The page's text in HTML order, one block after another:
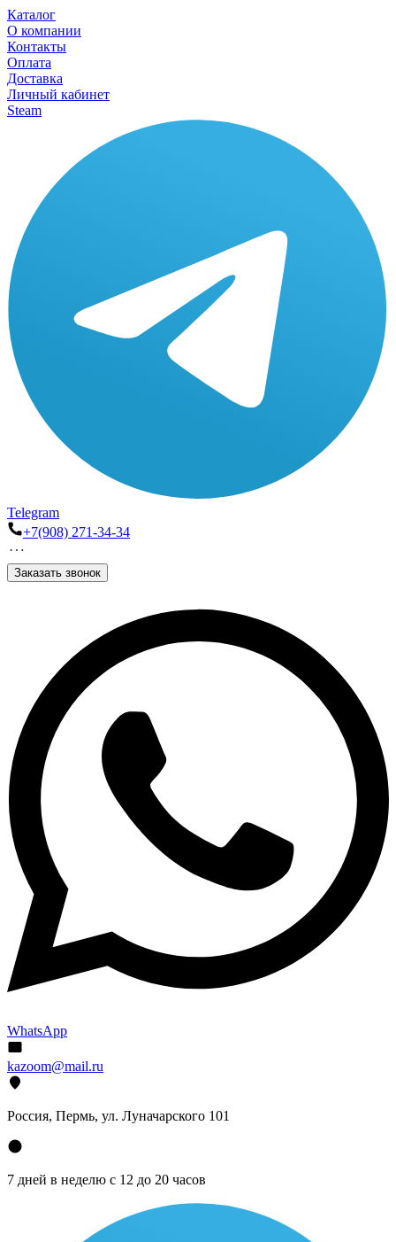
Каталог
О компании
Контакты
Оплата
Доставка
Личный кабинет
Steam
Telegram
+7(908) 271-34-34
Заказать звонок
WhatsApp
kazoom@mail.ru
Россия, Пермь, ул. Луначарского 101
7 дней в неделю с 12 до 20 часов